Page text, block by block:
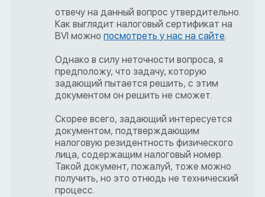
отвечу на данный вопрос утвердительно.
Как выглядит налоговый сертификат на
BVI можно посмотреть у нас на сайте.
Однако в силу неточности вопроса, я
предположу, что задачу, которую
задающий пытается решить, с этим
документом он решить не сможет.
Скорее всего, задающий интересуется
документом, подтверждающим
налоговую резидентность физического
лица, содержащим налоговый номер.
Такой документ, пожалуй, тоже можно
получить, но это отнюдь не технический
процесс.